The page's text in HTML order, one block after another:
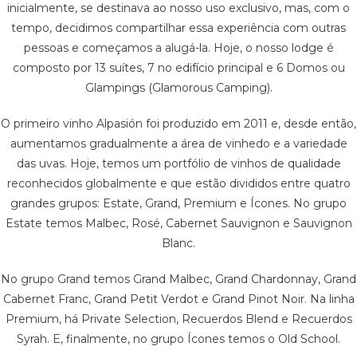
inicialmente, se destinava ao nosso uso exclusivo, mas, com o
tempo, decidimos compartilhar essa experiência com outras
pessoas e começamos a alugá-la. Hoje, o nosso lodge é
composto por 13 suítes, 7 no edifício principal e 6 Domos ou
Glampings (Glamorous Camping).
O primeiro vinho Alpasión foi produzido em 2011 e, desde então,
aumentamos gradualmente a área de vinhedo e a variedade
das uvas. Hoje, temos um portfólio de vinhos de qualidade
reconhecidos globalmente e que estão divididos entre quatro
grandes grupos: Estate, Grand, Premium e Ícones. No grupo
Estate temos Malbec, Rosé, Cabernet Sauvignon e Sauvignon
Blanc.
No grupo Grand temos Grand Malbec, Grand Chardonnay, Grand
Cabernet Franc, Grand Petit Verdot e Grand Pinot Noir. Na linha
Premium, há Private Selection, Recuerdos Blend e Recuerdos
Syrah. E, finalmente, no grupo Ícones temos o Old School.